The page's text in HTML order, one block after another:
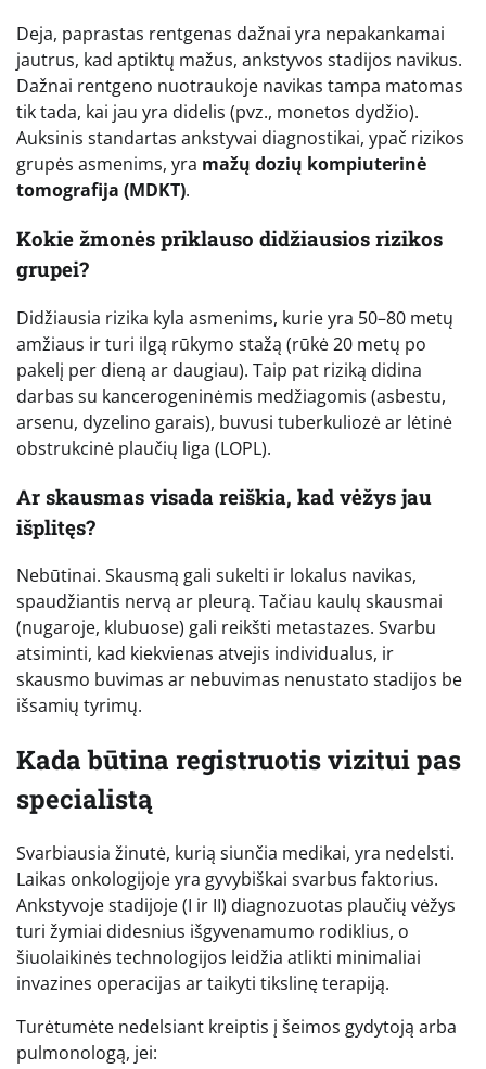
Deja, paprastas rentgenas dažnai yra nepakankamai
jautrus, kad aptiktų mažus, ankstyvos stadijos navikus.
Dažnai rentgeno nuotraukoje navikas tampa matomas
tik tada, kai jau yra didelis (pvz., monetos dydžio).
Auksinis standartas ankstyvai diagnostikai, ypač rizikos
grupės asmenims, yra mažų dozių kompiuterinė
tomografija (MDKT).
Kokie žmonės priklauso didžiausios rizikos
grupei?
Didžiausia rizika kyla asmenims, kurie yra 50–80 metų
amžiaus ir turi ilgą rūkymo stažą (rūkė 20 metų po
pakelį per dieną ar daugiau). Taip pat riziką didina
darbas su kancerogeninėmis medžiagomis (asbestu,
arsenu, dyzelino garais), buvusi tuberkuliozė ar lėtinė
obstrukcinė plaučių liga (LOPL).
Ar skausmas visada reiškia, kad vėžys jau
išplitęs?
Nebūtinai. Skausmą gali sukelti ir lokalus navikas,
spaudžiantis nervą ar pleurą. Tačiau kaulų skausmai
(nugaroje, klubuose) gali reikšti metastazes. Svarbu
atsiminti, kad kiekvienas atvejis individualus, ir
skausmo buvimas ar nebuvimas nenustato stadijos be
išsamių tyrimų.
Kada būtina registruotis vizitui pas
specialistą
Svarbiausia žinutė, kurią siunčia medikai, yra nedelsti.
Laikas onkologijoje yra gyvybiškai svarbus faktorius.
Ankstyvoje stadijoje (I ir II) diagnozuotas plaučių vėžys
turi žymiai didesnius išgyvenamumo rodiklius, o
šiuolaikinės technologijos leidžia atlikti minimaliai
invazines operacijas ar taikyti tikslinę terapiją.
Turėtumėte nedelsiant kreiptis į šeimos gydytoją arba
pulmonologą, jei: